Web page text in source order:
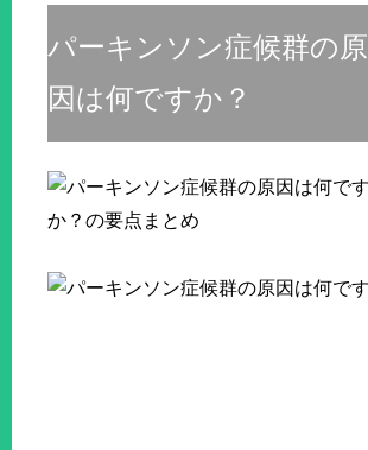
パーキンソン症候群の原
因は何ですか？